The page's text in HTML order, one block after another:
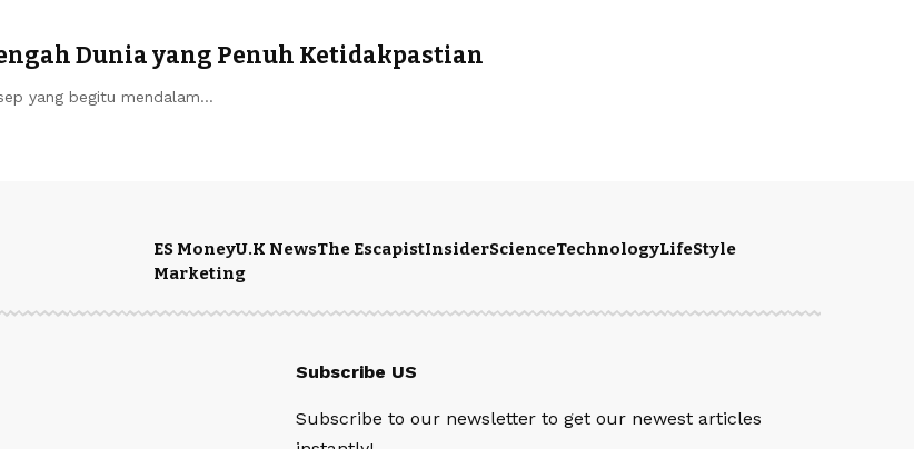
Dunia yang Penuh Ketidakpastian
yang begitu mendalam…
ES MoneyU.K NewsThe EscapistInsiderScienceTechnologyLifeStyle
Marketing
Subscribe US
Subscribe to our newsletter to get our newest articles